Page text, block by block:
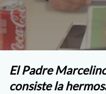
El Padre
consiste la